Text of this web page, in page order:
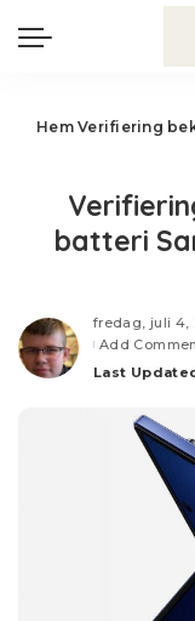
Hem Verifiering bekräftar
batteri
fredag, juli 4,
Add
Last